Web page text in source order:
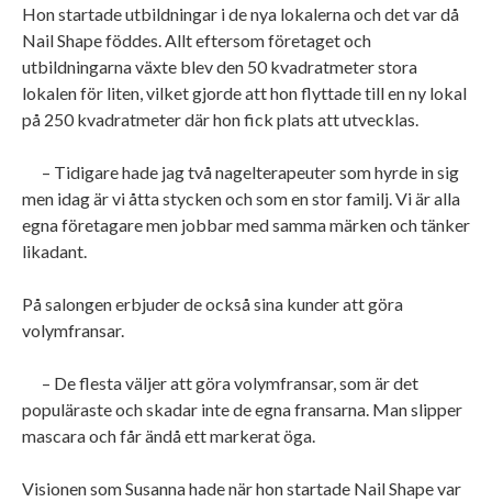
Hon startade utbildningar i de nya lokalerna och det var då
Nail Shape föddes. Allt eftersom företaget och
utbildningarna växte blev den 50 kvadratmeter stora
lokalen för liten, vilket gjorde att hon flyttade till en ny lokal
på 250 kvadratmeter där hon fick plats att utvecklas.
– Tidigare hade jag två nagelterapeuter som hyrde in sig
men idag är vi åtta stycken och som en stor familj. Vi är alla
egna företagare men jobbar med samma märken och tänker
likadant.
På salongen erbjuder de också sina kunder att göra
volymfransar.
– De flesta väljer att göra volymfransar, som är det
populäraste och skadar inte de egna fransarna. Man slipper
mascara och får ändå ett markerat öga.
Visionen som Susanna hade när hon startade Nail Shape var